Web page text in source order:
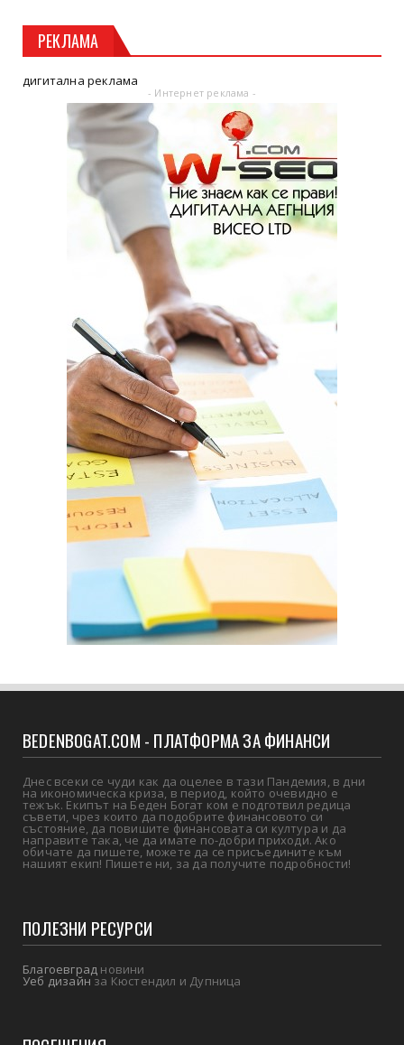
РЕКЛАМА
дигитална реклама
- Интернет реклама -
BEDENBOGAT.COM - ПЛАТФОРМА ЗА ФИНАНСИ
Днес всеки се чуди как да оцелее в тази Пандемия, в дни
на икономическа криза, в период, който очевидно е
тежък. Екипът на Беден Богат ком е подготвил редица
съвети, чрез които да подобрите финансовото си
състояние, да повишите финансовата си култура и да
направите така, че да имате по-добри приходи. Ако
обичате да пишете, можете да се присъедините към
нашият екип! Пишете ни, за да получите подробности!
ПОЛЕЗНИ РЕСУРСИ
Благоевград новини
Уеб дизайн за Кюстендил и Дупница